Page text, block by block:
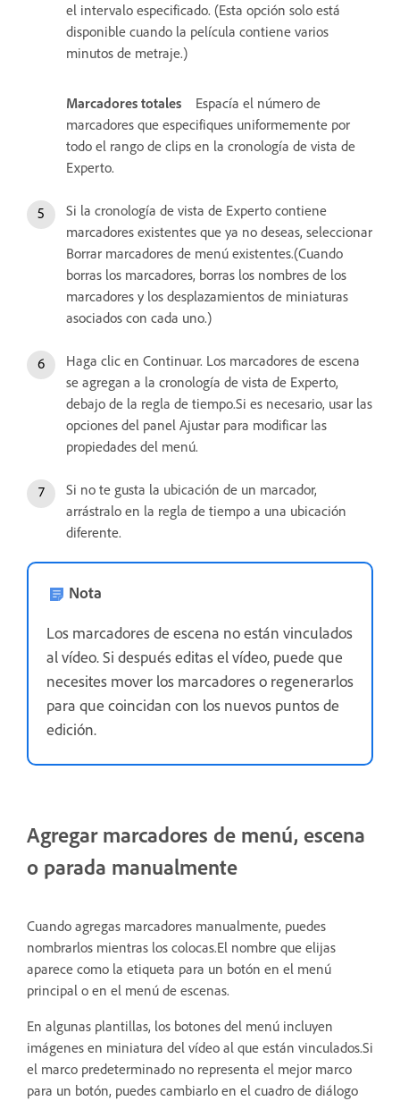
el intervalo especificado. (Esta opción solo está
disponible cuando la película contiene varios
minutos de metraje.)
Marcadores totales
Espacía el número de
marcadores que especifiques uniformemente por
todo el rango de clips en la cronología de vista de
Experto.
Si la cronología de vista de Experto contiene
marcadores existentes que ya no deseas, seleccionar
Borrar marcadores de menú existentes.(Cuando
borras los marcadores, borras los nombres de los
marcadores y los desplazamientos de miniaturas
asociados con cada uno.)
Haga clic en Continuar. Los marcadores de escena
se agregan a la cronología de vista de Experto,
debajo de la regla de tiempo.Si es necesario, usar las
opciones del panel Ajustar para modificar las
propiedades del menú.
Si no te gusta la ubicación de un marcador,
arrástralo en la regla de tiempo a una ubicación
diferente.
Nota
Los marcadores de escena no están vinculados
al vídeo. Si después editas el vídeo, puede que
necesites mover los marcadores o regenerarlos
para que coincidan con los nuevos puntos de
edición.
Agregar marcadores de menú, escena
o parada manualmente
Cuando agregas marcadores manualmente, puedes
nombrarlos mientras los colocas.El nombre que elijas
aparece como la etiqueta para un botón en el menú
principal o en el menú de escenas.
En algunas plantillas, los botones del menú incluyen
imágenes en miniatura del vídeo al que están vinculados.Si
el marco predeterminado no representa el mejor marco
para un botón, puedes cambiarlo en el cuadro de diálogo